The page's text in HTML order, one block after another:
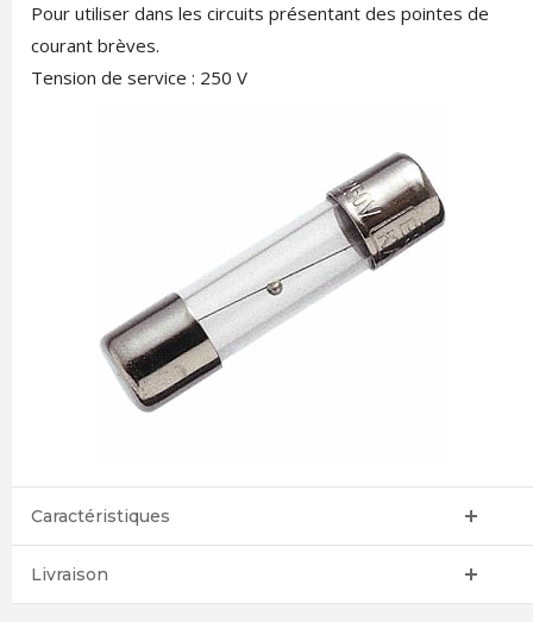
Pour utiliser dans les circuits présentant des pointes de
courant brèves.
Tension de service : 250 V
Caractéristiques
Livraison